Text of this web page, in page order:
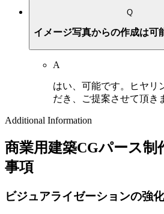
Q
イメージ写真からの作成は可
A
はい、可能です。ヒヤリ
だき、ご提案させて頂き
Additional Information
商業用建築CGパース制
事項
ビジュアライゼーションの強化